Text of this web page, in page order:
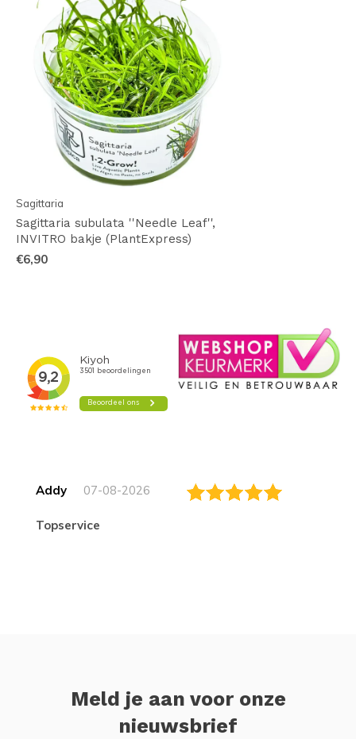
Sagittaria
Sagittaria subulata ''Needle Leaf'',
INVITRO bakje (PlantExpress)
€6,90
Addy 07-08-2026
topservice
Meld je aan voor onze
nieuwsbrief